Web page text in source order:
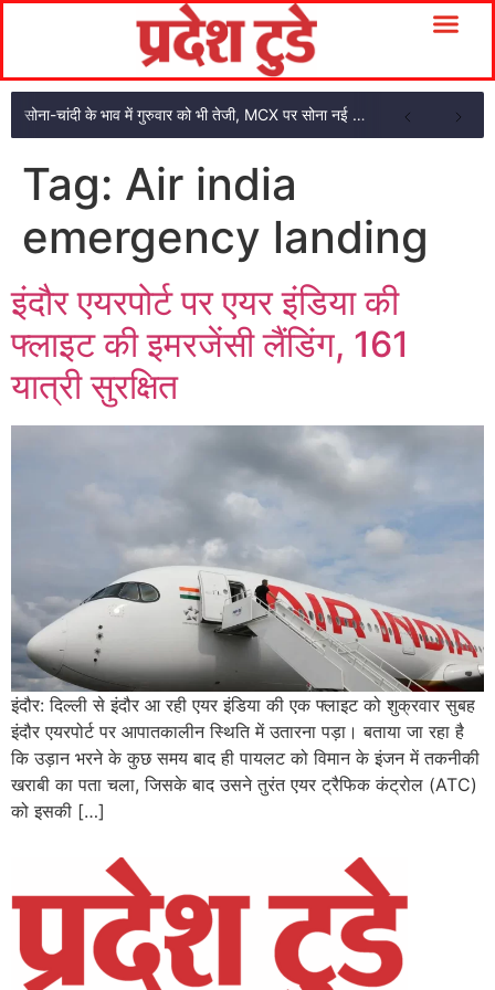
सोना-चांदी के भाव में गुरुवार को भी तेजी, MCX पर सोना नई उचाई पर
Tag: Air india
emergency landing
इंदौर एयरपोर्ट पर एयर इंडिया की
फ्लाइट की इमरजेंसी लैंडिंग, 161
यात्री सुरक्षित
इंदौर: दिल्ली से इंदौर आ रही एयर इंडिया की एक फ्लाइट को शुक्रवार सुबह
इंदौर एयरपोर्ट पर आपातकालीन स्थिति में उतारना पड़ा। बताया जा रहा है
कि उड़ान भरने के कुछ समय बाद ही पायलट को विमान के इंजन में तकनीकी
खराबी का पता चला, जिसके बाद उसने तुरंत एयर ट्रैफिक कंट्रोल (ATC)
को इसकी […]